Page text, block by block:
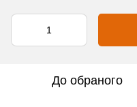
До обраного